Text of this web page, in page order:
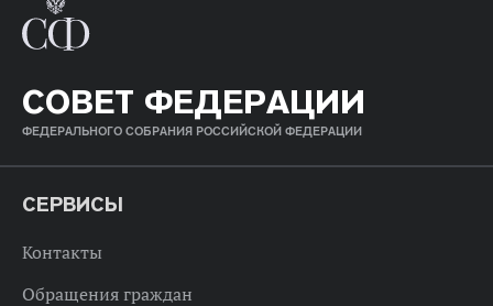
СОВЕТ ФЕДЕРАЦИИ
ФЕДЕРАЛЬНОГО СОБРАНИЯ РОССИЙСКОЙ ФЕДЕРАЦИИ
СЕРВИСЫ
Контакты
Обращения граждан